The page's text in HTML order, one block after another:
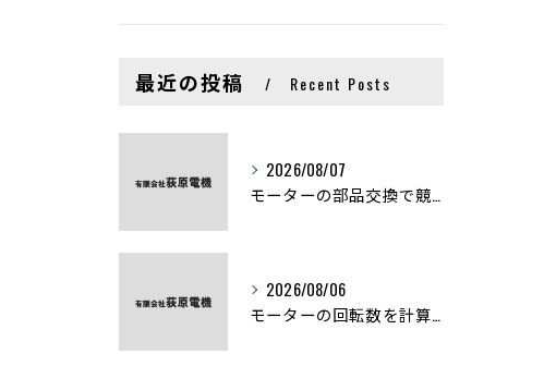
最近の投稿 Recent Posts
2026/08/07
モーターの部品交換で競艇予想力を高める基礎知識と実費負担のポイント
2026/08/06
モーターの回転数を計算から実践まで徹底解説